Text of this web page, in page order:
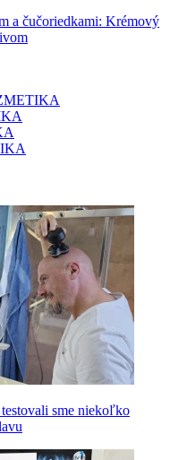
a čučoriedkami: Krémový
sme niekoľko